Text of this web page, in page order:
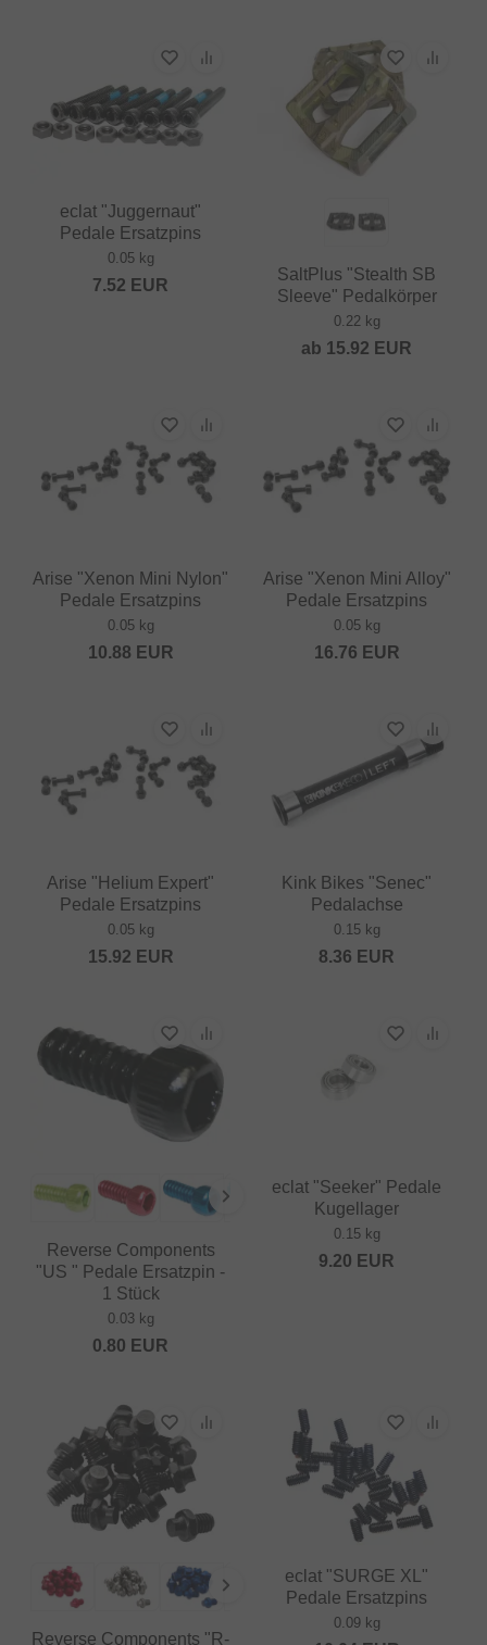
eclat "Juggernaut"
Pedale Ersatzpins
0.05 kg
7.52 EUR
SaltPlus "Stealth SB
Sleeve" Pedalkörper
0.22 kg
ab 15.92 EUR
Arise "Xenon Mini Nylon"
Pedale Ersatzpins
0.05 kg
10.88 EUR
Arise "Xenon Mini Alloy"
Pedale Ersatzpins
0.05 kg
16.76 EUR
Arise "Helium Expert"
Pedale Ersatzpins
0.05 kg
15.92 EUR
Kink Bikes "Senec"
Pedalachse
0.15 kg
8.36 EUR
Reverse Components
"US " Pedale Ersatzpin -
1 Stück
0.03 kg
0.80 EUR
eclat "Seeker" Pedale
Kugellager
0.15 kg
9.20 EUR
Reverse Components "R-
eclat "SURGE XL"
Pedale Ersatzpins
0.09 kg